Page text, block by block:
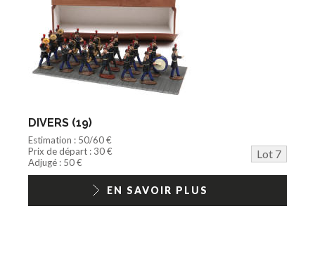
DIVERS (19)
Estimation : 50/60 €
Prix de départ : 30 €
Lot 7
Adjugé : 50 €
EN SAVOIR PLUS